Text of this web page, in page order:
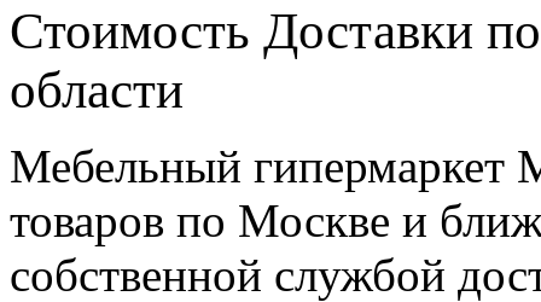
Стоимость Доставки
области
Мебельный гипермаркет
товаров по Москве и
собственной службой